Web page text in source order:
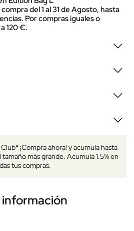
del 1 al 31 de Agosto, hasta
Por compras iguales o
120 €.
¡Compra ahora! y acumula hasta
más grande. Acumula 1.5% en
tus compras.
información